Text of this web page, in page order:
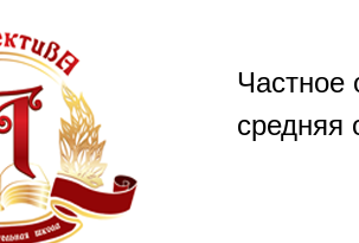
Частное
средняя